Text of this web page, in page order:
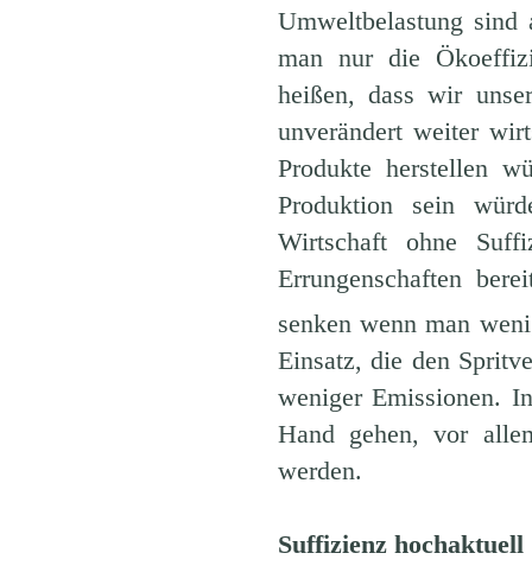
Umweltbelastung
man nur die
heißen, dass wir
unverändert weiter
Produkte herstellen
Produktion sein
Wirtschaft ohne
Errungenschaften
senken wenn man
Einsatz, die den
weniger Emissionen.
Hand gehen, vor
werden.
Suffizienz hochaktuell